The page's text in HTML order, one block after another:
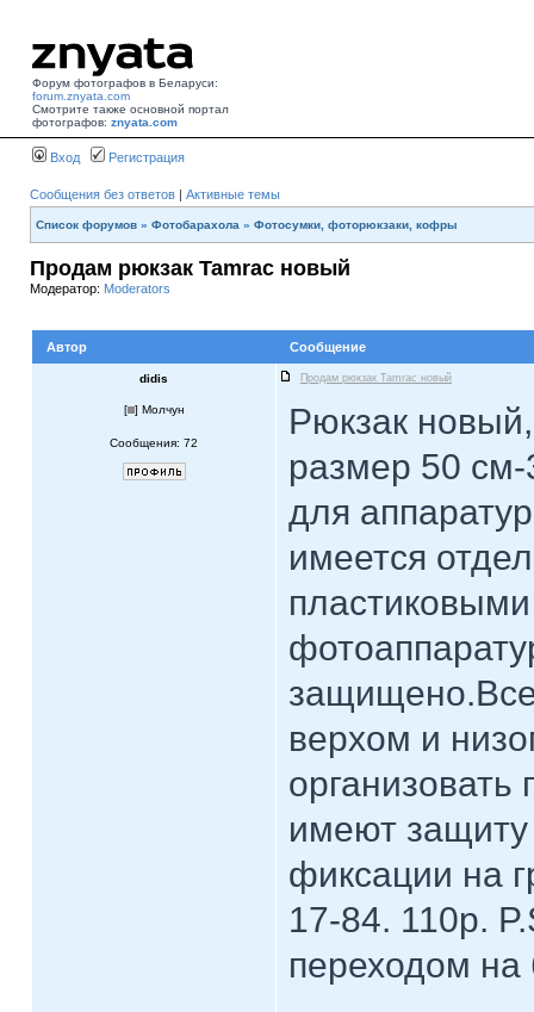
Форум фотографов в Беларуси:
forum.znyata.com
Смотрите также основной портал
фотографов: znyata.com
Вход Регистрация
Сообщения без ответов | Активные темы
Список форумов » Фотобарахола » Фотосумки, фоторюкзаки, кофры
Продам рюкзак Tamrac новый
Модератор: Moderators
Автор Сообщение
didis Продам рюкзак Tamrac новый
[ ] Молчун
Сообщения: 72
Рюкзак
размер 50
для
имеется
верхом и
имеют
фиксации на
17-84. 110р.
переходом на